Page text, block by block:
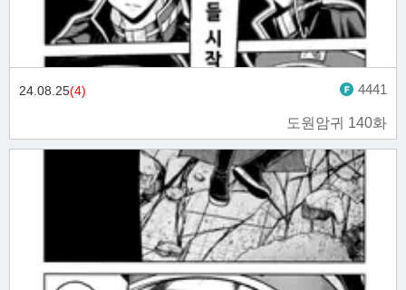
도원암귀 140화
24.08.25(4) 4441